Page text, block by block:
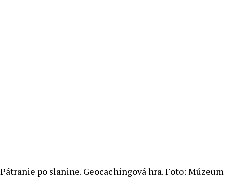
Pátranie po slanine. Geocachingová hra. Foto: Múzeum